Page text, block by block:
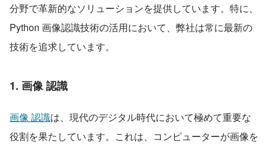
分野で革新的なソリューションを提供しています。特に、
Python 画像認識技術の活用において、弊社は常に最新の
技術を追求しています。
1. 画像 認識
画像 認識は、現代のデジタル時代において極めて重要な
役割を果たしています。これは、コンピューターが画像を